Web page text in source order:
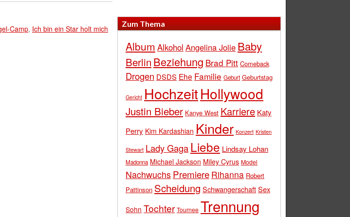
Camp, Ich bin ein Star holt mich
Zum Thema
Album Alkohol Angelina Jolie Baby
Berlin Beziehung Brad Pitt Comeback
Drogen DSDS Ehe Familie Geburt Geburtstag
Gericht HochzeitHollywood
Justin Bieber Kanye West Karriere Katy
Perry Kim Kardashian Kinder Konzert Kristen
Stewart Lady Gaga Liebe Lindsay Lohan
Madonna Michael Jackson Miley Cyrus Model
Nachwuchs Premiere Rihanna Robert
Pattinson Scheidung SchwangerschaftSex
Sohn Tochter Tournee Trennung